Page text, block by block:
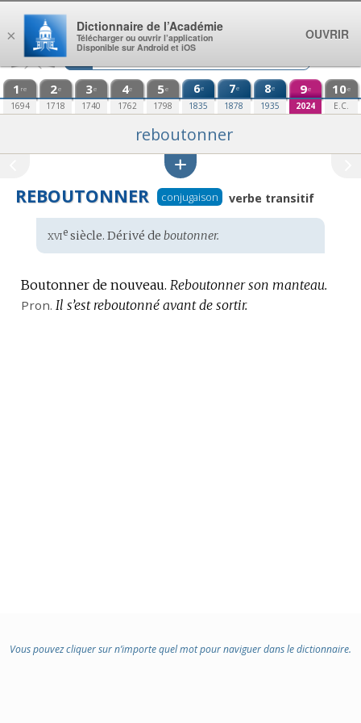
Aller au contenu
1 re
1694
2e
1718
3e
1740
4e
1762
5e
1798
6e
1835
7e
1878
8e
1935
9e
2024
10e
E.C.
reboutonner
REBOUTONNER conjugaison verbe transitif
Étymologie
:
xviesiècle. Dérivé de boutonner.
Boutonner de nouveau. Reboutonner son manteau.
Pron. Il s’est reboutonné avant de sortir.
Vous pouvez cliquer sur n’importe quel mot pour naviguer dans le dictionnaire.
×
Dictionnaire de l’Académie
Télécharger ou ouvrir l’application
Disponible sur Android et iOS
OUVRIR